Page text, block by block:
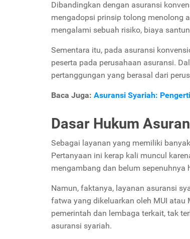
Dibandingkan dengan asuransi
mengadopsi prinsip tolong menolong
mengalami sebuah risiko, biaya
Sementara itu, pada asuransi
peserta pada perusahaan asuransi.
pertanggungan yang berasal dari
Baca Juga: Asuransi Syariah:
Dasar Hukum
Sebagai layanan yang memiliki
Pertanyaan ini kerap kali muncul
mengambang dan belum sepenuhnya
Namun, faktanya, layanan asuransi
fatwa yang dikeluarkan oleh MUI atau
pemerintah dan lembaga terkait, tak
asuransi syariah.